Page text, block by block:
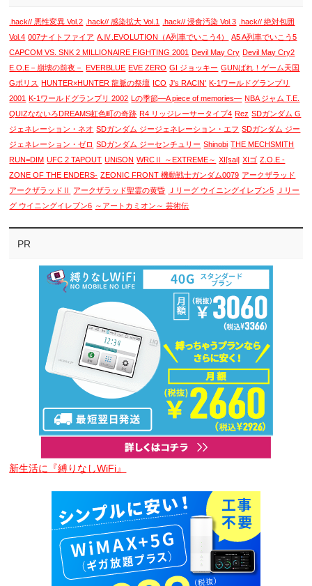
.hack// 悪性変異 Vol.2 .hack// 感染拡大 Vol.1 .hack// 浸食汚染 Vol.3 .hack// 絶対包囲
Vol.4 007ナイトファイア A.Ⅳ.EVOLUTION（A列車でいこう4）
A5 A列車でいこう5
CAPCOM VS. SNK 2 MILLIONAIRE FIGHTING 2001 Devil May Cry Devil May Cry2
E.O.E－崩壊の前夜－
EVERBLUE EVE ZERO GI ジョッキー GUNばれ！ゲーム天国
Gポリス HUNTER×HUNTER 龍脈の祭壇 ICO J's RACIN' K-1ワールドグランプリ
2001 K-1ワールドグランプリ 2002 Lの季節―A piece of memories― NBA ジャム T.E.
QUIZなないろDREAMS虹色町の奇跡 R4 リッジレーサータイプ4 Rez SDガンダム G
ジェネレーション・ネオ SDガンダム ジージェネレーション・エフ SDガンダム ジー
ジェネレーション・ゼロ SDガンダム ジーセンチュリー Shinobi THE MECHSMITH
RUN=DIM UFC 2 TAPOUT UNiSON WRCⅡ ～EXTREME～ XI[sai] XIゴ Z.O.E -
ZONE OF THE ENDERS- ZEONIC FRONT 機動戦士ガンダム0079 アークザラッド
アークザラッドⅡ
アークザラッド聖霊の黄昏 Ｊリーグ ウイニングイレブン5
Ｊリー
グ ウイニングイレブン6 ～アートカミオン～ 芸術伝
PR
新生活に『縛りなしWiFi』